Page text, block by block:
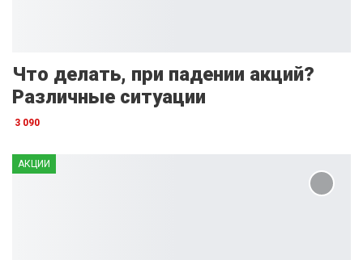
Что делать, при падении акций?
Различные ситуации
3 090
АКЦИИ